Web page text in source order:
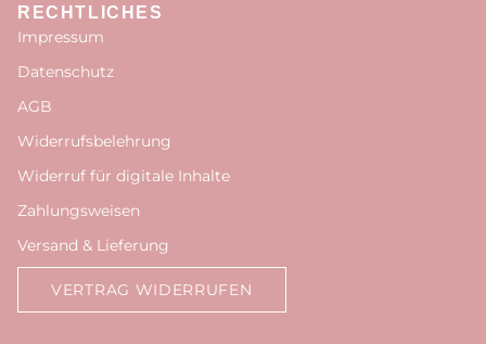
RECHTLICHES
Impressum
Datenschutz
AGB
Widerrufsbelehrung
Widerruf für digitale Inhalte
Zahlungsweisen
Versand & Lieferung
VERTRAG WIDERRUFEN